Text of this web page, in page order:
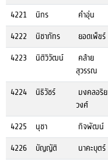
4221
นิกร คำอุ่น
4222
นิชาภัทร ยอดเพ็ขร์
4223
นิติวิวัฒน์
คล้าย
สุวรรณ
4224 นิธิวัชร์
มงคลอริย
วงศ์
4225 นุชา กิจพัฒน์
4226
บัญญัติ นาคะบุตร์